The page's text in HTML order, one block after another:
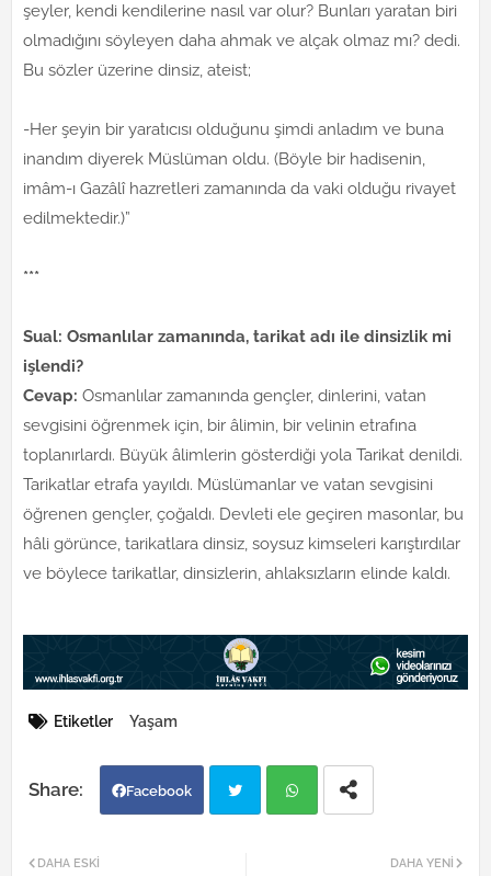
şeyler, kendi kendilerine nasıl var olur? Bunları yaratan biri
olmadığını söyleyen daha ahmak ve alçak olmaz mı? dedi.
Bu sözler üzerine dinsiz, ateist;
-Her şeyin bir yaratıcısı olduğunu şimdi anladım ve buna
inandım diyerek Müslüman oldu. (Böyle bir hadisenin,
imâm-ı Gazâlî hazretleri zamanında da vaki olduğu rivayet
edilmektedir.)”
***
Sual: Osmanlılar zamanında, tarikat adı ile dinsizlik mi
işlendi?
Cevap: Osmanlılar zamanında gençler, dinlerini, vatan
sevgisini öğrenmek için, bir âlimin, bir velinin etrafına
toplanırlardı. Büyük âlimlerin gösterdiği yola Tarikat denildi.
Tarikatlar etrafa yayıldı. Müslümanlar ve vatan sevgisini
öğrenen gençler, çoğaldı. Devleti ele geçiren masonlar, bu
hâli görünce, tarikatlara dinsiz, soysuz kimseleri karıştırdılar
ve böylece tarikatlar, dinsizlerin, ahlaksızların elinde kaldı.
Etiketler Yaşam
Facebook
DAHA YENI
DAHA ESKI